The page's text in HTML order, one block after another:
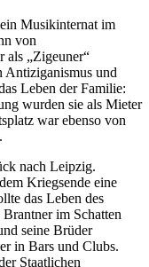
Musikinternat im
von
als „Zigeuner“
Antiziganismus und
Leben der Familie:
wurden sie als Mieter
war ebenso von
nach Leipzig.
Kriegsende eine
das Leben des
im Schatten
seine Brüder
in Bars und Clubs.
Staatlichen